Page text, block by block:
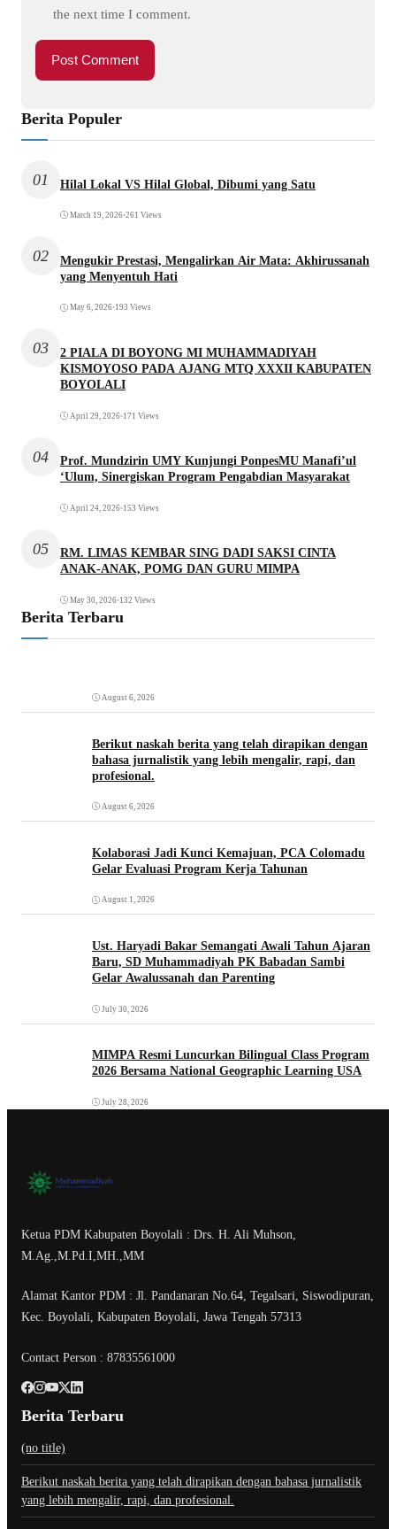
the next time I comment.
Berita Populer
01 Hilal Lokal VS Hilal Global, Dibumi yang Satu
March 19, 2026•261 Views
02
Mengukir Prestasi, Mengalirkan Air Mata: Akhirussanah
yang Menyentuh Hati
May 6, 2026•193 Views
03
2 PIALA DI BOYONG MI MUHAMMADIYAH
KISMOYOSO PADA AJANG MTQ XXXII KABUPATEN
BOYOLALI
April 29, 2026•171 Views
04
Prof. Mundzirin UMY Kunjungi PonpesMU Manafi’ul
‘Ulum, Sinergiskan Program Pengabdian Masyarakat
April 24, 2026•153 Views
05
RM. LIMAS KEMBAR SING DADI SAKSI CINTA
ANAK-ANAK, POMG DAN GURU MIMPA
May 30, 2026•132 Views
Berita Terbaru
August 6, 2026
Berikut naskah berita yang telah dirapikan dengan
bahasa jurnalistik yang lebih mengalir, rapi, dan
profesional.
August 6, 2026
Kolaborasi Jadi Kunci Kemajuan, PCA Colomadu
Gelar Evaluasi Program Kerja Tahunan
August 1, 2026
Ust. Haryadi Bakar Semangati Awali Tahun Ajaran
Baru, SD Muhammadiyah PK Babadan Sambi
Gelar Awalussanah dan Parenting
July 30, 2026
MIMPA Resmi Luncurkan Bilingual Class Program
2026 Bersama National Geographic Learning USA
July 28, 2026
Ketua PDM Kabupaten Boyolali : Drs. H. Ali Muhson,
M.Ag.,M.Pd.I,MH.,MM
Alamat Kantor PDM : Jl. Pandanaran No.64, Tegalsari, Siswodipuran,
Kec. Boyolali, Kabupaten Boyolali, Jawa Tengah 57313
Contact Person : 87835561000
Berita Terbaru
(no title)
Berikut naskah berita yang telah dirapikan dengan bahasa jurnalistik
yang lebih mengalir, rapi, dan profesional.